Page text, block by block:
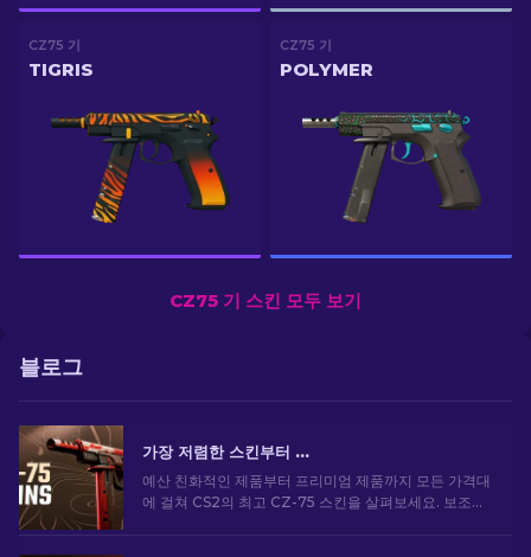
CZ75 기
TIGRIS
CZ75 기
POLYMER
CZ75 기 스킨 모두 보기
블로그
가장 저렴한 스킨부터 가장 비싼 스킨까지 CS2 최고의 CZ-75 스킨
예산 친화적인 제품부터 프리미엄 제품까지 모든 가격대
에 걸쳐 CS2의 최고 CZ-75 스킨을 살펴보세요. 보조무